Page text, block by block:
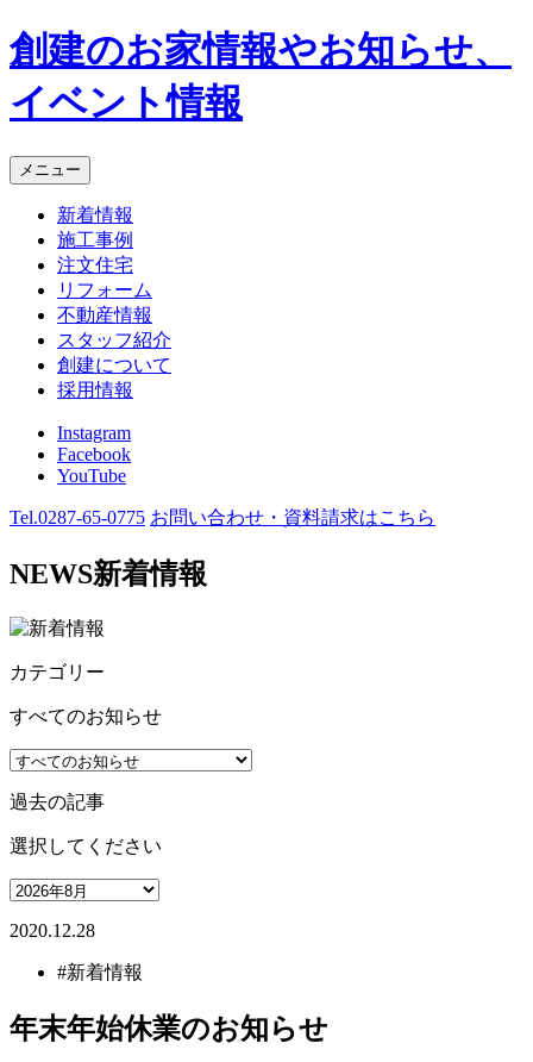
創建のお家情報やお知らせ、
イベント情報
メニュー
新着情報
施工事例
注文住宅
リフォーム
不動産情報
スタッフ紹介
創建について
採用情報
Instagram
Facebook
YouTube
Tel.0287-65-0775 お問い合わせ・資料請求はこちら
NEWS新着情報
カテゴリー
すべてのお知らせ
過去の記事
選択してください
2020.12.28
#新着情報
年末年始休業のお知らせ